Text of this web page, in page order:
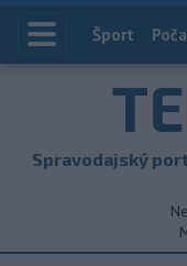
Index
Šport
Spravodajský